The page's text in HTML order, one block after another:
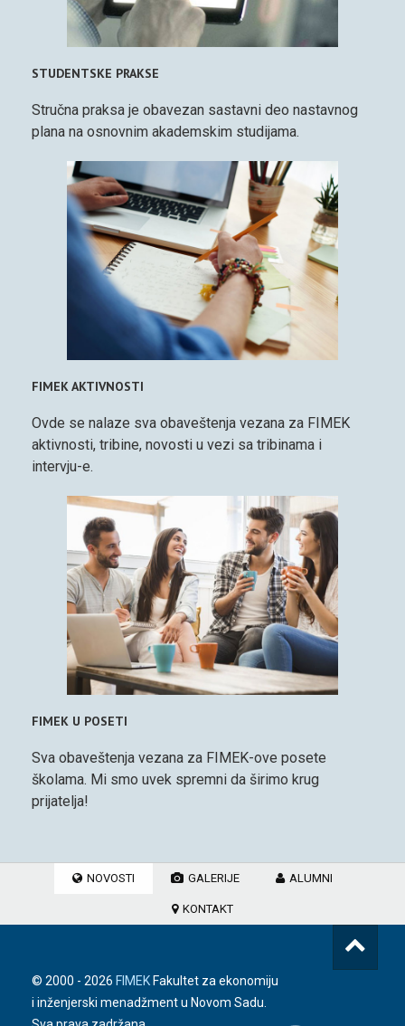
STUDENTSKE PRAKSE
Stručna praksa je obavezan sastavni deo nastavnog
plana na osnovnim akademskim studijama.
FIMEK AKTIVNOSTI
Ovde se nalaze sva obaveštenja vezana za FIMEK
aktivnosti, tribine, novosti u vezi sa tribinama i
intervju-e.
FIMEK U POSETI
Sva obaveštenja vezana za FIMEK-ove posete
školama. Mi smo uvek spremni da širimo krug
prijatelja!
NOVOSTI GALERIJE ALUMNI
KONTAKT
© 2000 - 2026 FIMEK Fakultet za ekonomiju
i inženjerski menadžment u Novom Sadu.